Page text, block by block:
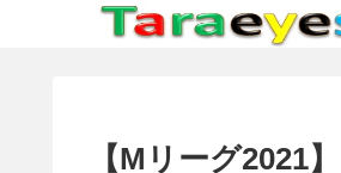
【Mリーグ2021